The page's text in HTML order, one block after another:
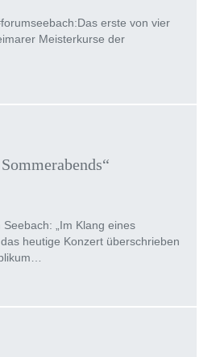
erste von vier
Meisterkurse der
„Im Klang eines
heutige Konzert überschrieben